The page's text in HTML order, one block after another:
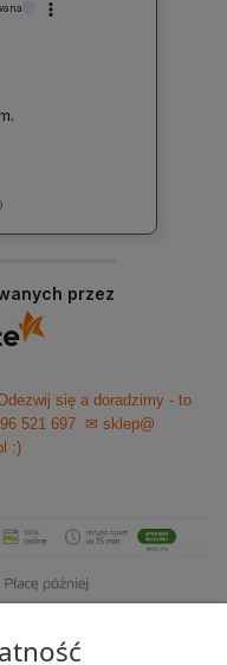
przez
się a doradzimy - to
521 697
✉ sklep@
:)